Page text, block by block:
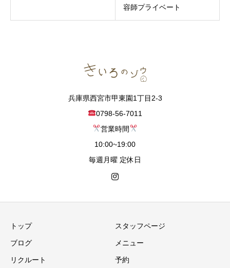
容師プライベート
兵庫県西宮市甲東園1丁目2-3
0798-56-7011
営業時間
10:00~19:00
毎週月曜 定休日
トップ スタッフページ
ブログ メニュー
リクルート 予約